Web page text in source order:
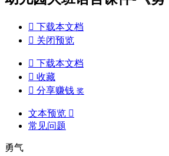
 下载本文档
 关闭预览
 下载本文档
 收藏
 分享赚钱 奖
文本预览 
常见问题
勇气